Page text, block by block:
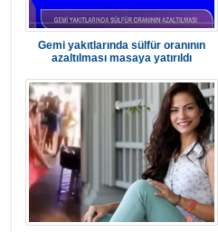
Gemi yakıtlarında sülfür oranının
azaltılması masaya yatırıldı